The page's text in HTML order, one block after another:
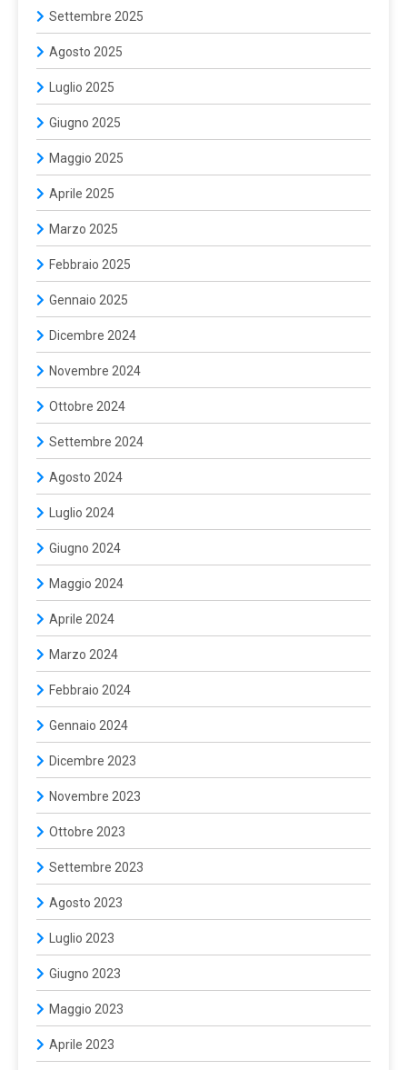
Settembre 2025
Agosto 2025
Luglio 2025
Giugno 2025
Maggio 2025
Aprile 2025
Marzo 2025
Febbraio 2025
Gennaio 2025
Dicembre 2024
Novembre 2024
Ottobre 2024
Settembre 2024
Agosto 2024
Luglio 2024
Giugno 2024
Maggio 2024
Aprile 2024
Marzo 2024
Febbraio 2024
Gennaio 2024
Dicembre 2023
Novembre 2023
Ottobre 2023
Settembre 2023
Agosto 2023
Luglio 2023
Giugno 2023
Maggio 2023
Aprile 2023